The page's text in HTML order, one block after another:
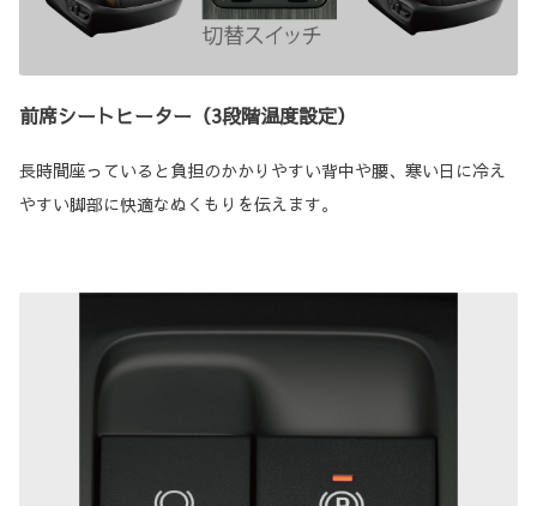
前席シートヒーター（3段階温度設定）
長時間座っていると負担のかかりやすい背中や腰、寒い日に冷え
やすい脚部に快適なぬくもりを伝えます。